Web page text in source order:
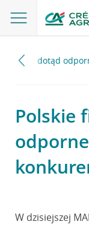
jak dotąd
Polskie
W dzisiejszej